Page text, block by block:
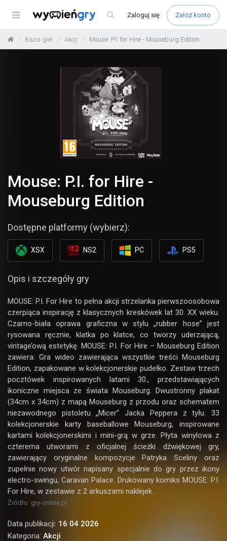
Menu Zaloguj się Załóż konto
Baza gier Akcji Mouse: P.I. for Hire - Mouseburg Edition
Mouse: P.I. for Hire -
Mouseburg Edition
Dostępne platformy (wybierz):
XSX NS2 PC PS5
Opis i szczegóły gry
MOUSE: P.I. For Hire to pełna akcji strzelanka pierwszoosobowa
czerpiąca inspirację z klasycznych kreskówek lat 30. XX wieku.
Czarno-biała oprawa graficzna w stylu „rubber hose” jest
rysowana ręcznie, klatka po klatce, co tworzy uderzającą,
vintage’ową estetykę. MOUSE: P.I. For Hire – Mouseburg Edition
zawiera: Gra wideo zawierająca wszystkie treści Mouseburg
Edition, zapakowane w kolekcjonerskie pudełko. Zestaw trzech
pocztówek inspirowanych latami 30., przedstawiających
ikoniczne miejsca ze świata Mouseburg. Dwustronny plakat
(34cm x 34cm) z mapą Mouseburg z przodu oraz schematem
niezawodnego pistoletu „Micer” Jacka Peppera z tyłu. 33
kolekcjonerskie karty baseballowe Mouseburg, inspirowane
kartami kolekcjonerskimi i mini-grą w grze. Płyta winylowa z
czterema utworami z oficjalnej ścieżki dźwiękowej gry,
zawierający oryginalne kompozycje Patryka Sceliny oraz
zupełnie nowy utwór napisany specjalnie do gry przez ikony
electro-swingu, Caravan Palace. Drukowany komiks MOUSE: P.I.
For Hire, w zestawie z 2 arkuszami naklejek.
Źródło: gry-online.pl
Data publikacji: 16 04 2026
Kategoria: Akcji